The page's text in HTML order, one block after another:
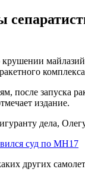
после запуска
издание.
дела,
суд по MH17
других